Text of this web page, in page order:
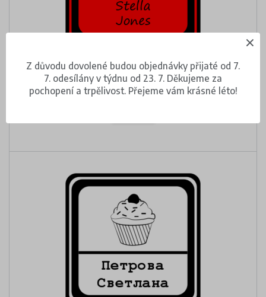
Kytka
289 Kč
Z důvodu dovolené budou objednávky přijaté od 7.
7. odesílány v týdnu od 23. 7. Děkujeme za
pochopení a trpělivost. Přejeme vám krásné léto!